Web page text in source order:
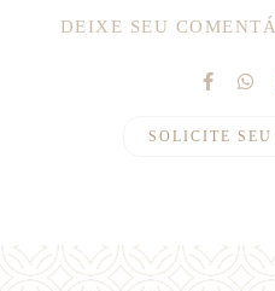
DEIXE SEU
SOLICITE